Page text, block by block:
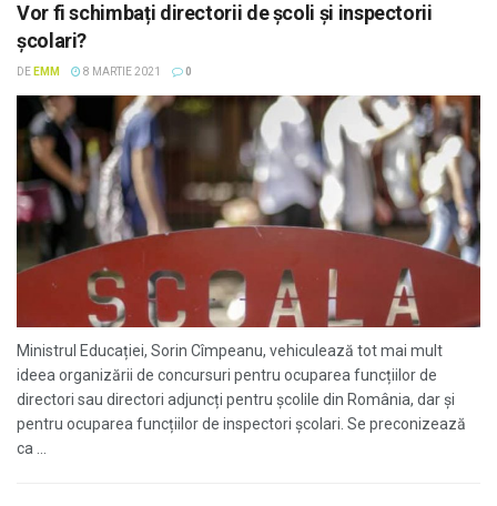
Vor fi schimbați directorii de școli și inspectorii
școlari?
DE EMM 8 MARTIE 2021 0
Ministrul Educației, Sorin Cîmpeanu, vehiculează tot mai mult
ideea organizării de concursuri pentru ocuparea funcțiilor de
directori sau directori adjuncți pentru școlile din România, dar și
pentru ocuparea funcțiilor de inspectori școlari. Se preconizează
ca ...